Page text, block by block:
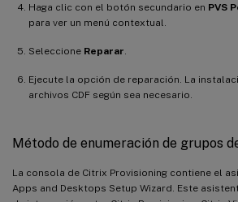
Haga clic con el botón secundario en PVS
para ver un menú contextual.
Seleccione Reparar
Ejecute la opción de reparación. La
archivos CDF según sea necesario.
Método de enumeración de grupos
La consola de Citrix Provisioning contiene el
Apps and Desktops Setup Wizard. Este